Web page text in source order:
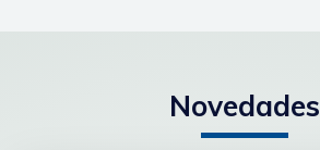
Novedades